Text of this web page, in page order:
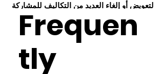
لتعويض أو إلغاء العديد من التكاليف للمشاركة
Frequen
tly